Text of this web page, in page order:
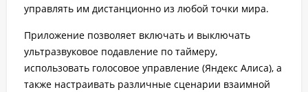
управлять им дистанционно из любой точки мира.
Приложение позволяет включать и выключать
ультразвуковое подавление по таймеру,
использовать голосовое управление (Яндекс Алиса), а
также настраивать различные сценарии взаимной